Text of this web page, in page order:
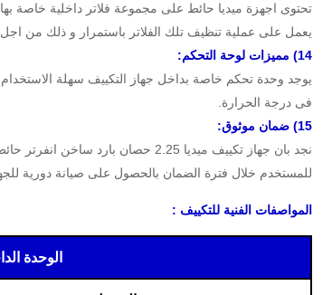
تحتوى اجهزة ميديا حائط على مجموعة فلاتر داخلية خاصة
يعمل على عملية تنظيف تلك الفلاتر باستمرار و ذلك من
14) مميزات لوحة التحكم:
يوجد وحدة تحكم خاصة بداخل جهاز التكييف سهلة
فى درجة الحرارة.
15) ضمان موثوق:
للمستخدم خلال فترة الضمان بالحصول على صيانة دورية
المواصفات الفنية للتكييف :
الوحدة